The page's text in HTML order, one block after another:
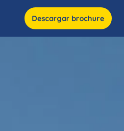
Descargar brochure